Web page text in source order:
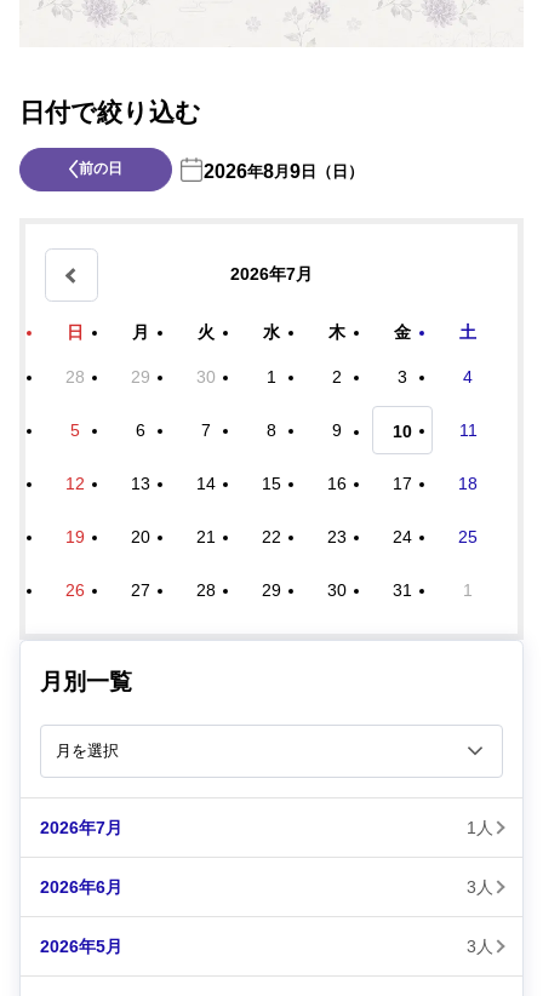
日付で絞り込む
前の日 2026年8月 9 日（日）
2026年7月
日 月 火 水 木 金 土
28 29 30 1 2 3 4
5 6 7 8 9 10 11
12 13 14 15 16 17 18
19 20 21 22 23 24 25
26 27 28 29 30 31 1
月別一覧
2026年7月 1人
2026年6月 3人
2026年5月 3人